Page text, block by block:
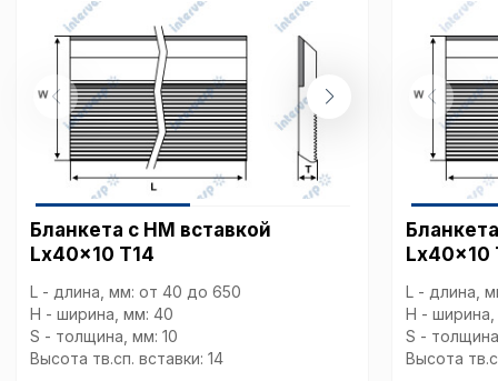
Бланкета с HM вставкой
Lx40x10 T14
L - длина, мм: от 40 до 650
H - ширина, мм: 40
S - толщина, мм: 10
Высота тв.сп. вставки: 14
Lx40x10
L - длина,
H -
S -
Высота